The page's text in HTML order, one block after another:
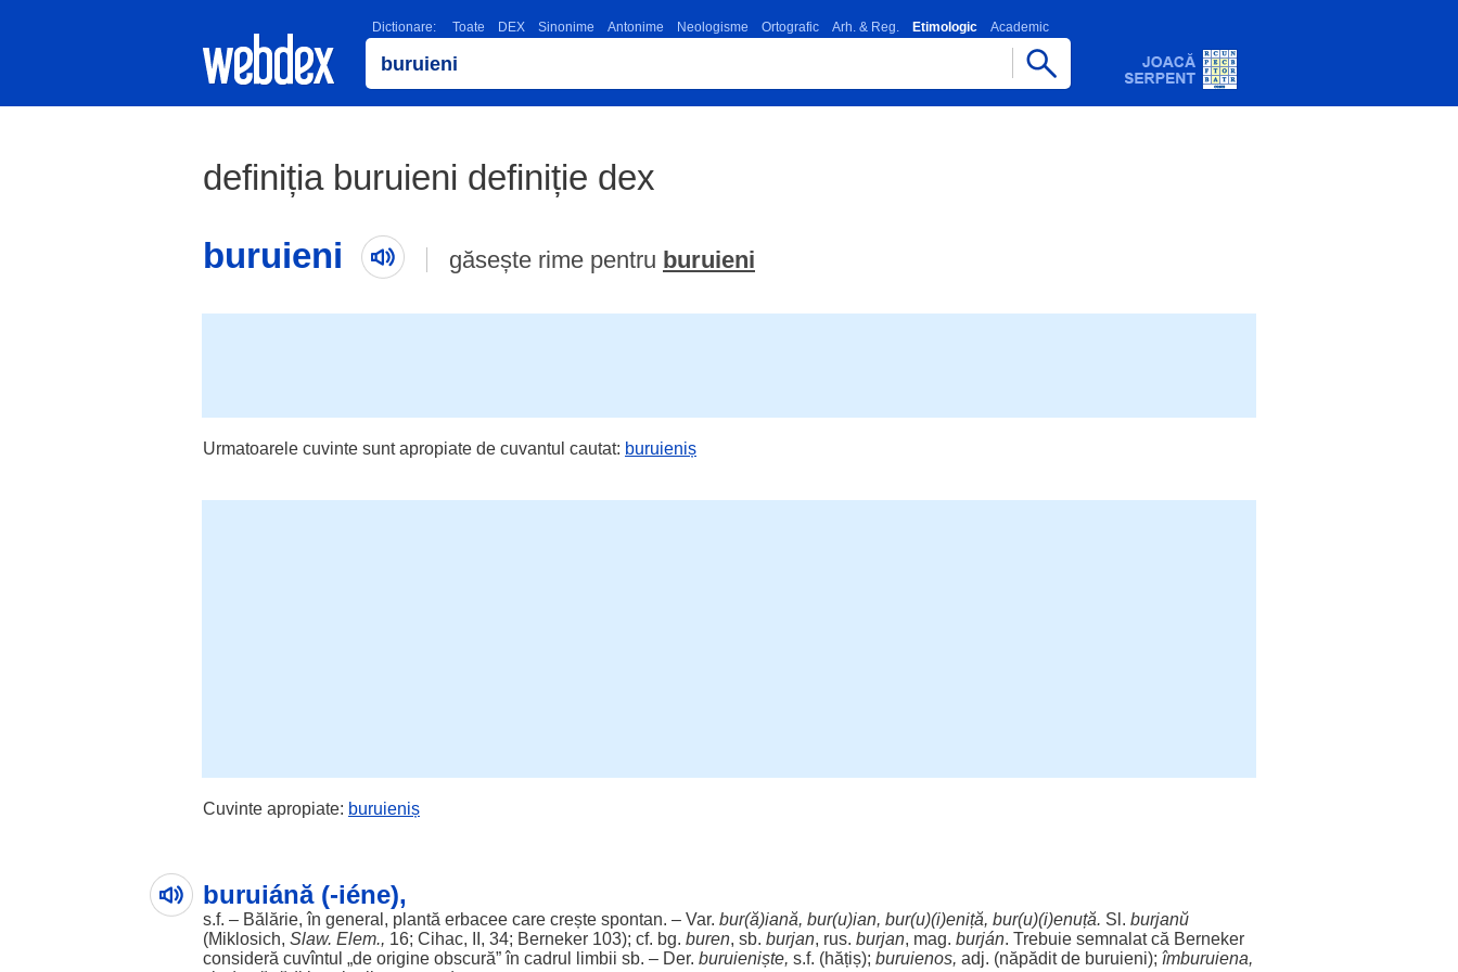
Dictionare: Toate DEX Sinonime Antonime Neologisme Ortografic Arh. & Reg. Etimologic Academic
definiția buruieni definiție dex
buruieni
găsește rime pentru buruieni
Urmatoarele cuvinte sunt apropiate de cuvantul cautat: buruieniș
Cuvinte apropiate: buruieniș
buruiánă (-iéne),
s.f. – Bălărie, în general , plantă erbacee care crește spontan. – Var. bur(ă)iană, bur(u)ian, bur(u)(i)eniță, bur(u)(i)enuță. Sl. burjanŭ
(Miklosich, Slaw. Elem., 16; Cihac, II, 34; Berneker 103); cf. bg. buren, sb. burjan, rus. burjan, mag. burján. Trebuie semnalat că Berneker
consideră cuvîntul „de origine obscură” în cadrul limbii sb. – Der. buruieniște, s.f. (hățiș); buruienos, adj. (năpăditde buruieni); îmburuiena,